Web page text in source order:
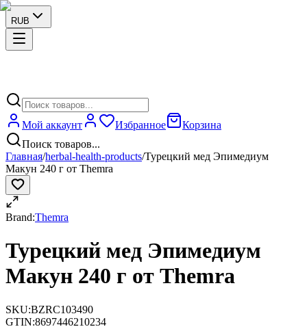
RUB
Мой аккаунт Избранное
Корзина
Поиск товаров...
Главная/herbal-health-products/Турецкий мед Эпимедиум
Макун 240 г от Themra
Brand:Themra
Турецкий мед Эпимедиум
Макун 240 г от Themra
SKU:BZRC103490
GTIN:8697446210234